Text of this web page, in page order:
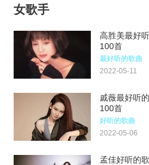
女歌手
高胜美最好
100首
最好听的歌曲
2022-05-11
戚薇最好听
100首
好听的歌曲
2022-05-06
孟佳好听的